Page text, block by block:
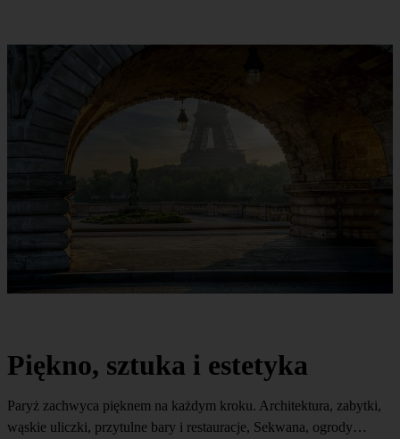
Piękno, sztuka i estetyka
Paryż zachwyca pięknem na każdym kroku. Architektura, zabytki,
wąskie uliczki, przytulne bary i restauracje, Sekwana, ogrody…